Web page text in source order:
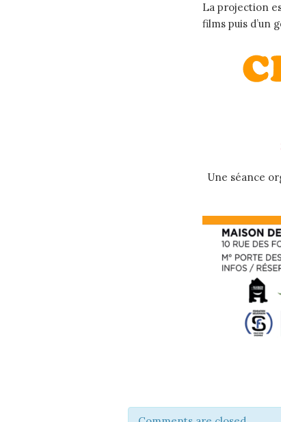
La projection
films puis d’un
Une séance